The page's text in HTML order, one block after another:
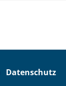
Datenschutz